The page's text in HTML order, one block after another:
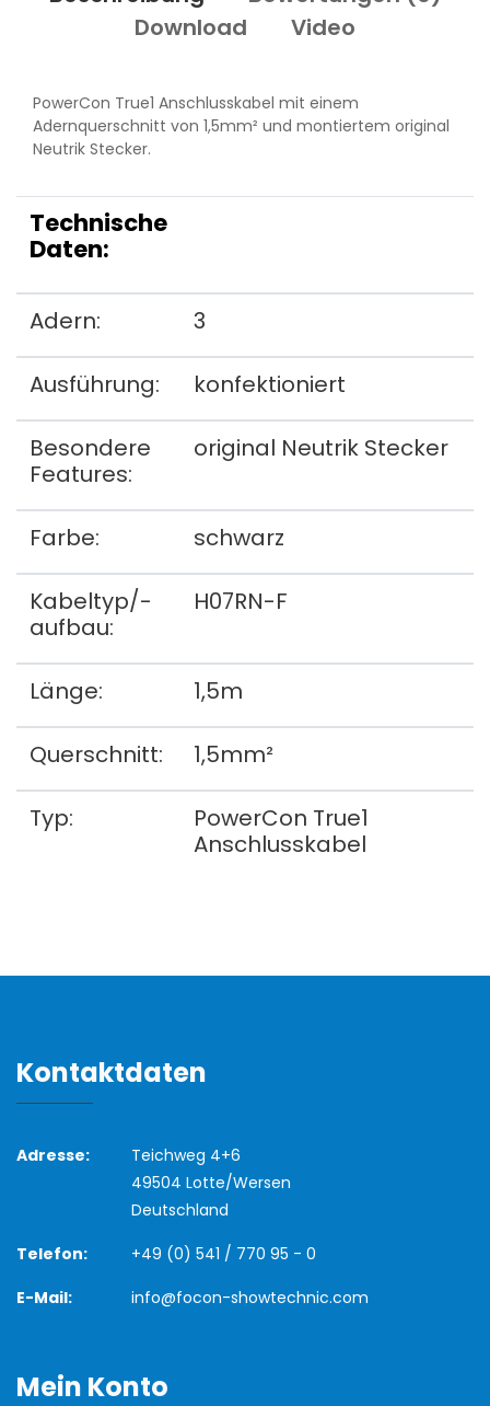
Download
Video
PowerCon True1 Anschlusskabel mit einem
Adernquerschnitt von 1,5mm² und montiertem original
Neutrik Stecker.
Technische
Daten:
Adern: 3
Ausführung: konfektioniert
Besondere
Features:
original Neutrik Stecker
Farbe: schwarz
Kabeltyp/-
aufbau:
H07RN-F
Länge: 1,5m
Querschnitt: 1,5mm²
Typ:
PowerCon True1
Anschlusskabel
Kontaktdaten
Adresse:
Teichweg 4+6
49504 Lotte/Wersen
Deutschland
Telefon:
+49 (0) 541 / 770 95 - 0
E-Mail:
info@focon-showtechnic.com
Mein Konto